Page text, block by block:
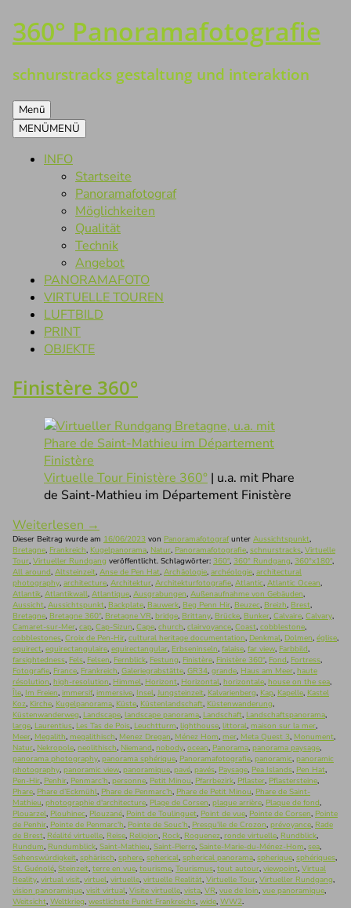
Zum
Inhalt
360° Panoramafotografie
schnurstracks gestaltung und interaktion
Menü
MENÜMENÜ
INFO
Startseite
Panoramafotograf
Möglichkeiten
Qualität
Technik
Angebot
PANORAMAFOTO
VIRTUELLE TOUREN
LUFTBILD
PRINT
OBJEKTE
Finistère 360°
Virtuelle Tour Finistère 360° | u.a. mit Phare
de Saint-Mathieu im Département Finistère
Weiterlesen →
Dieser Beitrag wurde am 16/06/2023 von Panoramafotografunter Aussichtspunkt,
Bretagne, Frankreich, Kugelpanorama, Natur, Panoramafotografie, schnurstracks, Virtuelle
Tour, Virtueller Rundgang veröffentlicht. Schlagwörter: 360°, 360° Rundgang, 360°x180°,
All around, Altsteinzeit, Anse de Pen Hat, Archäologie, archéologie, architectural
photography, architecture, Architektur, Architekturfotografie, Atlantic, Atlantic Ocean,
Atlantik, Atlantikwall, Atlantique, Ausgrabungen, Außenaufnahme von Gebäuden,
Aussicht, Aussichtspunkt, Backplate, Bauwerk, Beg Penn Hir, Beuzec, Breizh, Brest,
Bretagne, Bretagne 360°, Bretagne VR, bridge, Brittany, Brücke, Bunker, Calvaire, Calvary,
Camaret-sur-Mer, cap, Cap-Sizun, Cape, church, clairvoyance, Coast, cobblestone,
cobblestones, Croix de Pen-Hir, cultural heritage documentation, Denkmal, Dolmen, église,
equirect, equirectangulaire, equirectangular, Erbseninseln, falaise, far view, Farbbild,
farsightedness, Fels, Felsen, Fernblick, Festung, Finistère, Finistère 360°, Fond, Fortress,
Fotografie, France, Frankreich, Galeriegrabstätte, GR34, grande, Haus am Meer, haute
résolution, high-resolution, Himmel, Horizont, Horizontal, horizontale, house on the sea,
Île, Im Freien, immersif, immersive, Insel, Jungsteinzeit, Kalvarienberg, Kap, Kapelle, Kastel
Koz, Kirche, Kugelpanorama, Küste, Küstenlandschaft, Küstenwanderung,
Küstenwanderweg, Landscape, landscape panorama, Landschaft, Landschaftspanorama,
large, Laurentius, Les Tas de Pois, Leuchtturm, lighthouse, littoral, maison sur la mer,
Meer, Megalith, megalithisch, Menez Dregan, Ménez Hom, mer, Meta Quest 3, Monument,
Natur, Nekropole, neolithisch, Niemand, nobody, ocean, Panorama, panorama paysage,
panorama photography, panorama sphérique, Panoramafotografie, panoramic, panoramic
photography, panoramic view, panoramique, pavé, pavés, Paysage, Pea Islands, Pen Hat,
Pen-Hir, Penhir, Penmarc’h, personne, Petit Minou, Pfarrbezirk, Pflaster, Pflastersteine,
Phare, Phare d’Eckmühl, Phare de Penmarc’h, Phare de Petit Minou, Phare de Saint-
Mathieu, photographie d'architecture, Plage de Corsen, plaque arrière, Plaque de fond,
Plouarzel, Plouhinec, Plouzané, Point de Toulinguet, Point de vue, Pointe de Corsen, Pointe
de Penhir, Pointe de Penmarc'h, Pointe de Souc’h, Presqu'ile de Crozon, prévoyance, Rade
de Brest, Réalité virtuelle, Reise, Religion, Rock, Roguenez, ronde virtuelle, Rundblick,
Rundum, Rundumblick, Saint-Mathieu, Saint-Pierre, Sainte-Marie-du-Ménez-Hom, sea,
Sehenswürdigkeit, sphärisch, sphere, spherical, spherical panorama, spherique, sphériques,
St. Guénolé, Steinzeit, terre en vue, tourisme, Tourismus, tout autour, viewpoint, Virtual
Reality, virtual visit, virtuel, virtuelle, virtuelle Realität, Virtuelle Tour, Virtueller Rundgang,
vision panoramique, visit virtual, Visite virtuelle, vista, VR, vue de loin, vue panoramique,
Weitsicht, Weltkrieg, westlichste Punkt Frankreichs, wide, WW2.